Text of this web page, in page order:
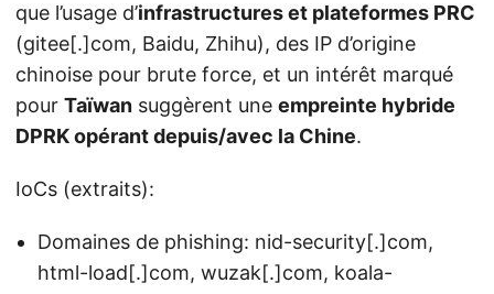
que l’usage d’infrastructures et plateformes PRC
(gitee[.]com, Baidu, Zhihu), des IP d’origine
chinoise pour brute force, et un intérêt marqué
pour Taïwan suggèrent une empreinte hybride
DPRK opérant depuis/avec la Chine.
IoCs (extraits):
Domaines de phishing: nid-security[.]com,
html-load[.]com, wuzak[.]com, koala-